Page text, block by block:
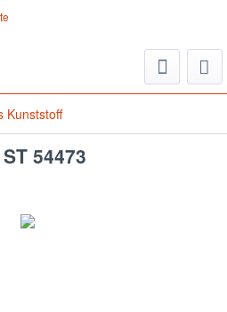
Kunststoff
54473